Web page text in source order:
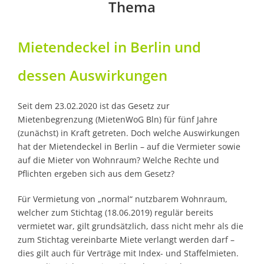
Thema
Mietendeckel in Berlin und
dessen Auswirkungen
Seit dem 23.02.2020 ist das Gesetz zur
Mietenbegrenzung (MietenWoG Bln) für fünf Jahre
(zunächst) in Kraft getreten. Doch welche Auswirkungen
hat der Mietendeckel in Berlin – auf die Vermieter sowie
auf die Mieter von Wohnraum? Welche Rechte und
Pflichten ergeben sich aus dem Gesetz?
Für Vermietung von „normal“ nutzbarem Wohnraum,
welcher zum Stichtag (18.06.2019) regulär bereits
vermietet war, gilt grundsätzlich, dass nicht mehr als die
zum Stichtag vereinbarte Miete verlangt werden darf –
dies gilt auch für Verträge mit Index- und Staffelmieten.